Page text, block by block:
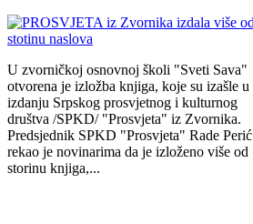
U zvorničkoj osnovnoj školi "Sveti Sava"
otvorena je izložba knjiga, koje su izašle u
izdanju Srpskog prosvjetnog i kulturnog
društva /SPKD/ "Prosvjeta" iz Zvornika.
Predsjednik SPKD "Prosvjeta" Rade Perić
rekao je novinarima da je izloženo više od
storinu knjiga,...